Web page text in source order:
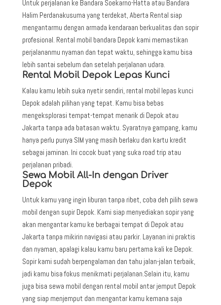
Untuk perjalanan ke Bandara Soekarno-Hatta atau Bandara
Halim Perdanakusuma yang terdekat, Aberta Rental siap
mengantarmu dengan armada kendaraan berkualitas dan sopir
profesional. Rental mobil bandara Depok kami memastikan
perjalananmu nyaman dan tepat waktu, sehingga kamu bisa
lebih santai sebelum dan setelah perjalanan udara.
Rental Mobil Depok Lepas Kunci
Kalau kamu lebih suka nyetir sendiri, rental mobil lepas kunci
Depok adalah pilihan yang tepat. Kamu bisa bebas
mengeksplorasi tempat-tempat menarik di Depok atau
Jakarta tanpa ada batasan waktu. Syaratnya gampang, kamu
hanya perlu punya SIM yang masih berlaku dan kartu kredit
sebagai jaminan. Ini cocok buat yang suka road trip atau
perjalanan pribadi.
Sewa Mobil All-In dengan Driver
Depok
Untuk kamu yang ingin liburan tanpa ribet, coba deh pilih sewa
mobil dengan supir Depok. Kami siap menyediakan sopir yang
akan mengantar kamu ke berbagai tempat di Depok atau
Jakarta tanpa mikirin navigasi atau parkir. Layanan ini praktis
dan nyaman, apalagi kalau kamu baru pertama kali ke Depok.
Sopir kami sudah berpengalaman dan tahu jalan-jalan terbaik,
jadi kamu bisa fokus menikmati perjalanan.Selain itu, kamu
juga bisa sewa mobil dengan rental mobil antar jemput Depok
yang siap menjemput dan mengantar kamu kemana saja